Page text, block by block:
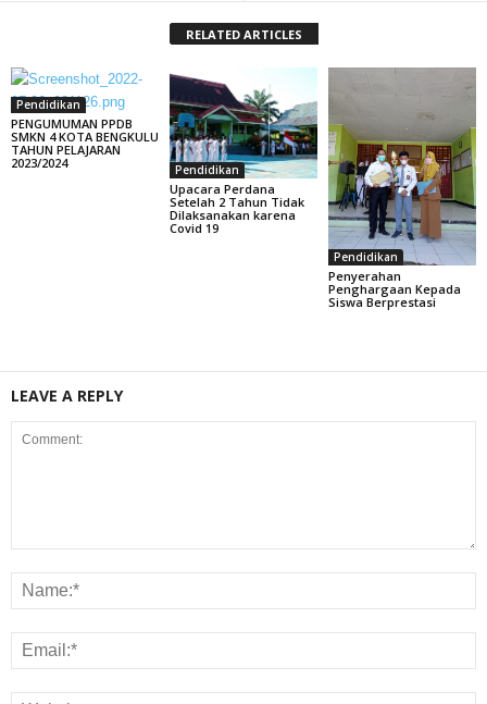
RELATED ARTICLES
Pendidikan
PENGUMUMAN PPDB
SMKN 4 KOTA BENGKULU
TAHUN PELAJARAN
2023/2024
Pendidikan
Upacara Perdana
Setelah 2 Tahun Tidak
Dilaksanakan karena
Covid 19
Pendidikan
Penyerahan
Penghargaan Kepada
Siswa Berprestasi
LEAVE A REPLY